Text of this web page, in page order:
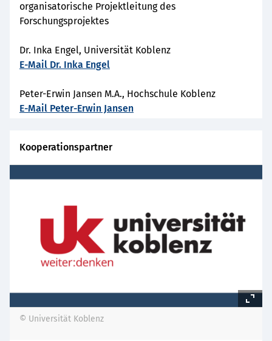
organisatorische Projektleitung des
Forschungsprojektes
Dr. Inka Engel, Universität Koblenz
E-Mail Dr. Inka Engel
Peter-Erwin Jansen M.A., Hochschule Koblenz
E-Mail Peter-Erwin Jansen
Kooperationspartner
© Universität Koblenz